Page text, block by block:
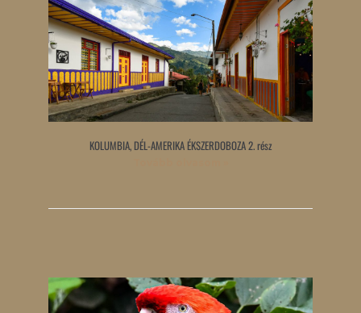
KOLUMBIA, DÉL-AMERIKA ÉKSZERDOBOZA 2. rész